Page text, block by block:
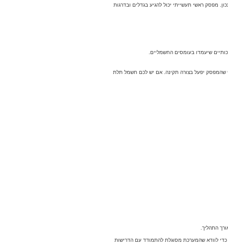
מפסק ראשי תעשייתי יכול להגיע בגדלים ובדרגות
שיעמדו בעומסים החשמליים.
שהמפסק יפעל בצורה תקינה. אם יש לכם חשמל תלת
התהליך.
לוודא שהמערכת מסוגלת להתמודד עם הדרישות